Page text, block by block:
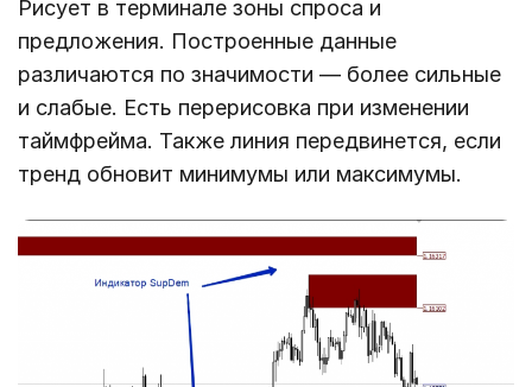
Рисует в терминале зоны спроса и
предложения. Построенные данные
различаются по значимости ― более сильные
и слабые. Есть перерисовка при изменении
таймфрейма. Также линия передвинется, если
тренд обновит минимумы или максимумы.